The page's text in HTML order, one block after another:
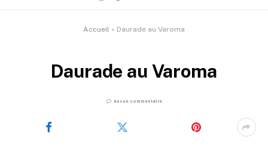
Accueil » Daurade au Varoma
Daurade au Varoma
Aucun commentaire